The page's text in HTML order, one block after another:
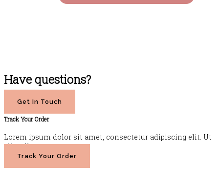
Have questions?
Get In Touch
Track Your Order
Lorem ipsum dolor sit amet, consectetur adipiscing elit. Ut
elit tellus.
Track Your Order